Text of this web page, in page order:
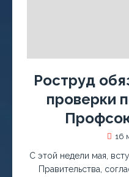
Роструд
проверки
16
С этой недели мая,
Правительства,